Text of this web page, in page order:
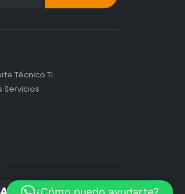
Técnico TI
Servicios